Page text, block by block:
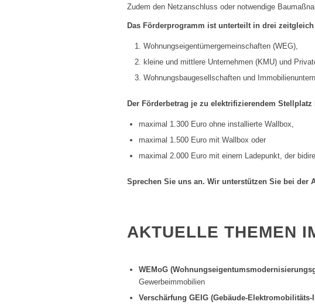
Zudem den Netzanschluss oder notwendige
Das Förderprogramm ist unterteilt in drei
Wohnungseigentümergemeinschaften (WEG),
kleine und mittlere Unternehmen (KMU) und
Wohnungsbaugesellschaften und
Der Förderbetrag je zu elektrifizierendem Stellplatz
maximal 1.300 Euro ohne installierte Wallbox,
maximal 1.500 Euro mit Wallbox oder
maximal 2.000 Euro mit einem Ladepunkt, der
Sprechen Sie uns an. Wir unterstützen Sie bei der
AKTUELLE THEMEN
WEMoG
Gewerbeimmobilien
Verschärfung GEIG (Gebäude-Elektromobilitäts-